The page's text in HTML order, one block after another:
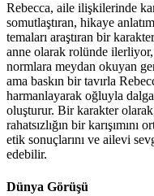
Rebecca, aile ilişkilerinde
somutlaştıran, hikaye
temaları araştıran bir
anne olarak rolünde
normlara meydan okuyan
ama baskın bir tavırla
harmanlayarak oğluyla dalga
oluşturur. Bir karakter
rahatsızlığın bir
etik sonuçlarını ve ailevi
edebilir.
Dünya Görüşü